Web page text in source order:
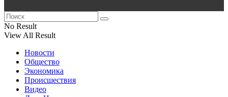
No Result
View All Result
Новости
Общество
Экономика
Происшествия
Видео